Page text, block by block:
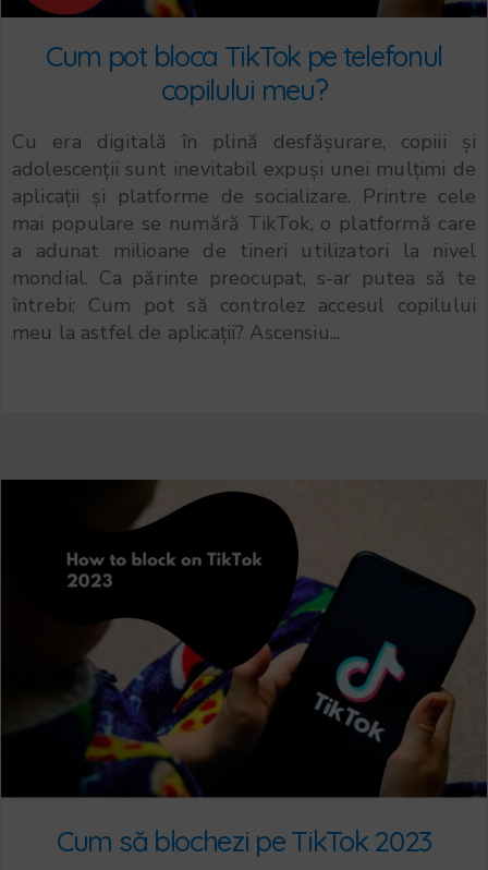
Cum pot bloca TikTok pe telefonul
copilului meu?
Cu era digitală în plină desfășurare, copiii și
adolescenții sunt inevitabil expuși unei mulțimi de
aplicații și platforme de socializare. Printre cele
mai populare se numără TikTok, o platformă care
a adunat milioane de tineri utilizatori la nivel
mondial. Ca părinte preocupat, s-ar putea să te
întrebi: Cum pot să controlez accesul copilului
meu la astfel de aplicații? Ascensiu...
Cum să blochezi pe TikTok 2023